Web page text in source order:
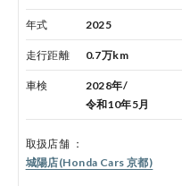
年式 2025
走行距離 0.7万km
車検
2028年/
令和10年5月
取扱店舗
城陽店(Honda Cars 京都)